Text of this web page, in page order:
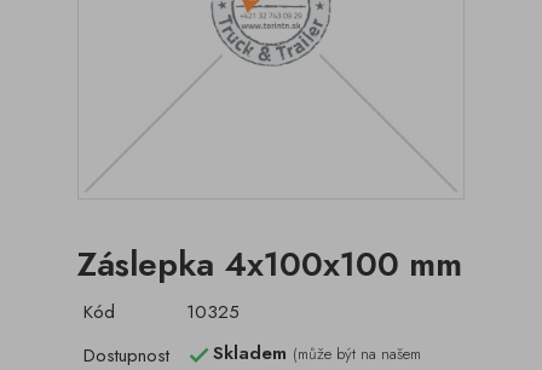
Záslepka 4x100x100 mm
Kód
10325
Dostupnost
Skladem (může být na našem